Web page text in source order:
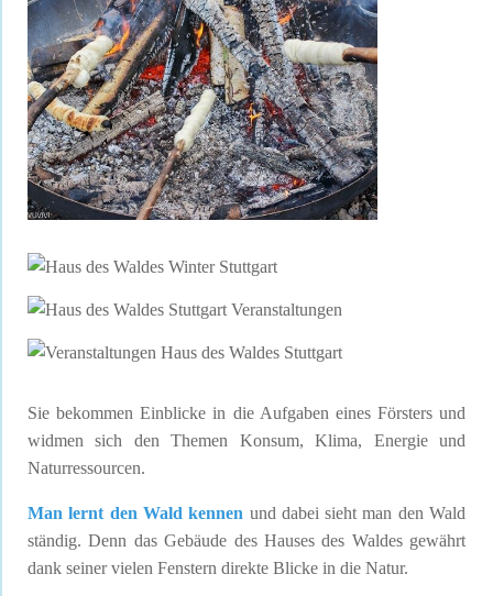
Sie bekommen Einblicke in die Aufgaben eines Försters und
widmen sich den Themen Konsum, Klima, Energie und
Naturressourcen.
Man lernt den Wald kennen und dabei sieht man den Wald
ständig. Denn das Gebäude des Hauses des Waldes gewährt
dank seiner vielen Fenstern direkte Blicke in die Natur.